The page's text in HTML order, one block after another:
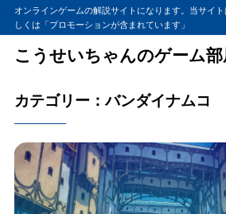
オンラインゲームの解説サイトになります。当サイ
しくは「プロモーションが含まれています」
こうせいちゃんのゲーム部
カテゴリー：バンダイナムコ